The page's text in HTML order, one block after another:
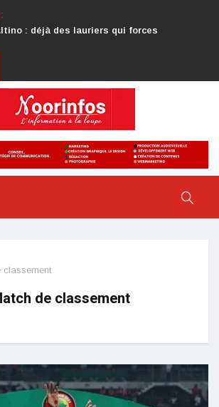
de la lettre du président
classement
de classement